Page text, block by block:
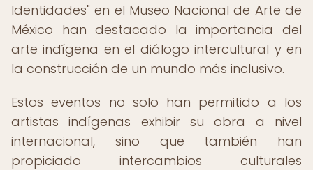
Identidades" en el Museo Nacional de Arte de
México han destacado la importancia del
arte indígena en el diálogo intercultural y en
la construcción de un mundo más inclusivo.
Estos eventos no solo han permitido a los
artistas indígenas exhibir su obra a nivel
internacional, sino que también han
propiciado intercambios culturales